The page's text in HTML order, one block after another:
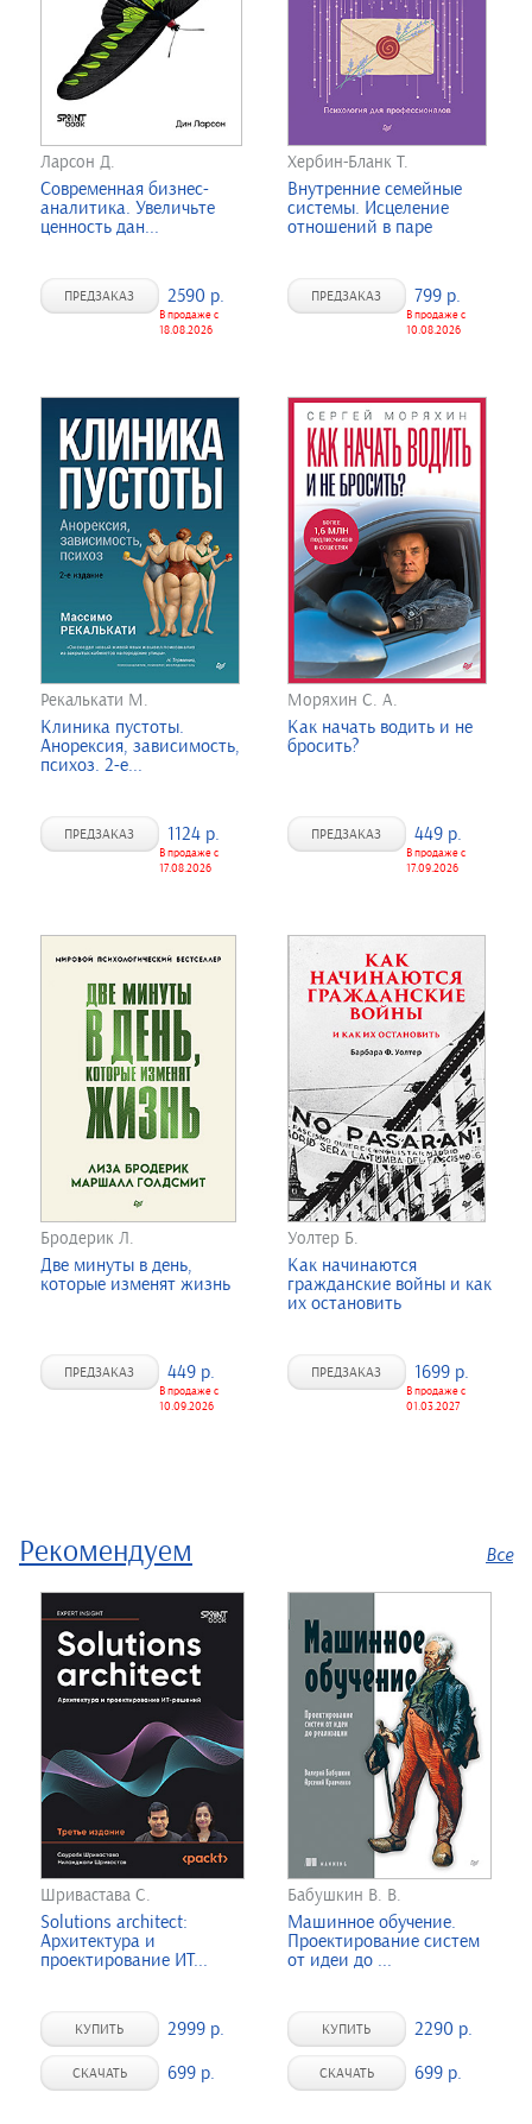
Ларсон Д.
Современная бизнес-
аналитика. Увеличьте
ценность дан...
ПРЕДЗАКАЗ
В продаже с
18.08.2026
2590 р.
Хербин-Бланк Т.
Внутренние семейные
системы. Исцеление
отношений в паре
ПРЕДЗАКАЗ
В продаже с
10.08.2026
799 р.
Рекалькати М.
Клиника пустоты.
Анорексия, зависимость,
психоз. 2-е...
ПРЕДЗАКАЗ
В продаже с
17.08.2026
1124 р.
Моряхин С. А.
Как начать водить и не
бросить?
ПРЕДЗАКАЗ
В продаже с
17.09.2026
449 р.
Бродерик Л.
Две минуты в день,
которые изменят жизнь
ПРЕДЗАКАЗ
В продаже с
10.09.2026
449 р.
Уолтер Б.
Как начинаются
гражданские войны и как
их остановить
ПРЕДЗАКАЗ
В продаже с
01.03.2027
1699 р.
Рекомендуем Все
Шривастава С.
Solutions architect:
Архитектура и
проектирование ИТ...
КУПИТЬ 2999 р.
СКАЧАТЬ 699 р.
Бабушкин В. В.
Машинное обучение.
Проектирование систем
от идеи до ...
КУПИТЬ 2290 р.
СКАЧАТЬ 699 р.